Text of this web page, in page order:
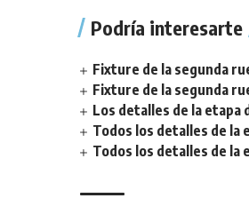
Podría interesarte
Fixture de la segunda
Fixture de la segunda
Los detalles de la etapa
Todos los detalles de la
Todos los detalles de la